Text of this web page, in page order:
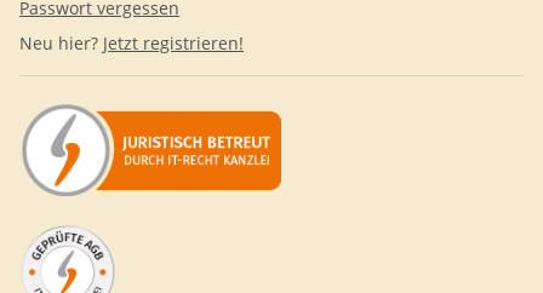
Passwort vergessen
Neu hier? Jetzt registrieren!